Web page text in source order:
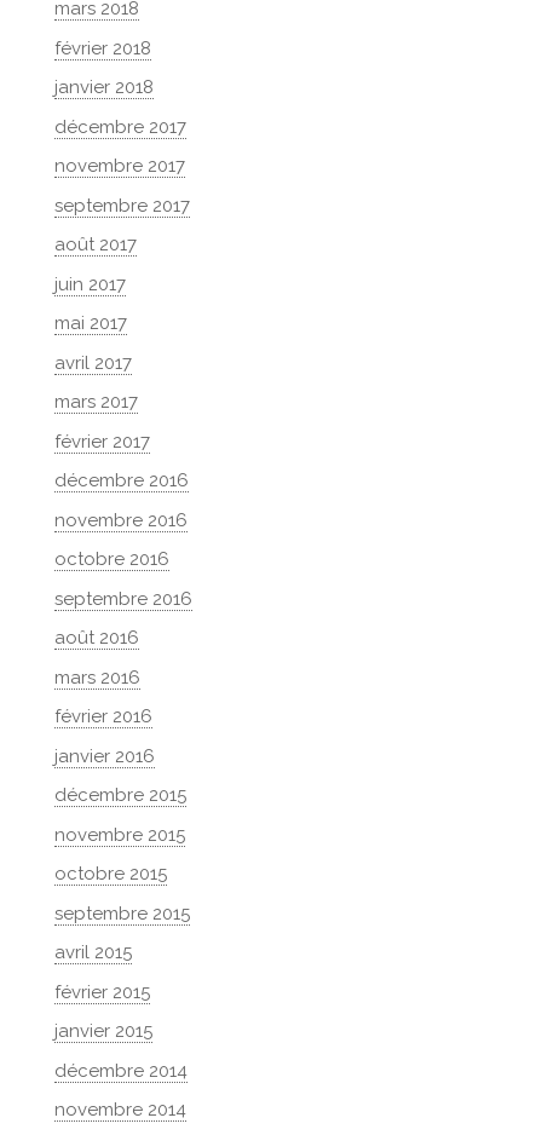
mars 2018
février 2018
janvier 2018
décembre 2017
novembre 2017
septembre 2017
août 2017
juin 2017
mai 2017
avril 2017
mars 2017
février 2017
décembre 2016
novembre 2016
octobre 2016
septembre 2016
août 2016
mars 2016
février 2016
janvier 2016
décembre 2015
novembre 2015
octobre 2015
septembre 2015
avril 2015
février 2015
janvier 2015
décembre 2014
novembre 2014